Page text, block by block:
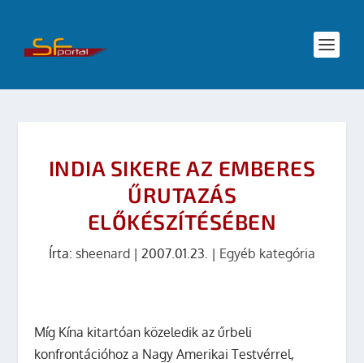
INDIA SIKERE AZ EMBERES
ŰRUTAZÁS
ELŐKÉSZÍTÉSÉBEN
Írta: sheenard | 2007.01.23. | Egyéb kategória
Míg Kína kitartóan közeledik az űrbeli
konfrontációhoz a Nagy Amerikai Testvérrel,